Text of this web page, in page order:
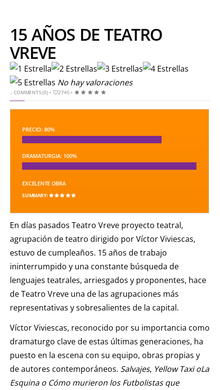
15 AÑOS DE TEATRO
VREVE
No hay valoraciones
..COMMENTS (0)• 2745 •
PRECIO: 80%
DRAMATURGIA: 100%
EXCELENTE OBRA
SUMMARY:
En días pasados Teatro Vreve proyecto teatral,
agrupación de teatro dirigido por Víctor Viviescas,
estuvo de cumpleaños. 15 años de trabajo
ininterrumpido y una constante búsqueda de
lenguajes teatrales, arriesgados y proponentes, hace
de Teatro Vreve una de las agrupaciones más
representativas y sobresalientes de la capital.
Víctor Viviescas, reconocido por su importancia como
dramaturgo clave de estas últimas generaciones, ha
puesto en la escena con su equipo, obras propias y
de autores contemporáneos. Salvajes, Yellow Taxi oLa
Esquina o Cómo murieron los Futbolistas que